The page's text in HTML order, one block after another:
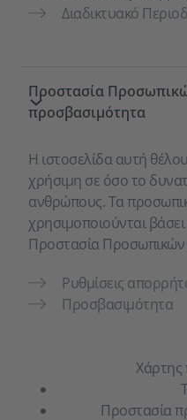
Διαδικτυακό
Προστασία
προσβασιμότητα
Η ιστοσελίδα αυτή
χρήσιμη σε όσο το
ανθρώπους. Τα
χρησιμοποιούνται
Προστασία
Ρυθμίσεις
Προσβασιμότητα
Χάρτης
Προστασία